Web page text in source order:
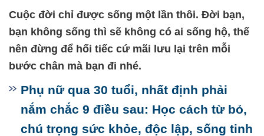
Cuộc đời chỉ được sống một lần thôi. Đời bạn,
bạn không sống thì sẽ không có ai sống hộ, thế
nên đừng để hối tiếc cứ mãi lưu lại trên mỗi
bước chân mà bạn đi nhé.
Phụ nữ qua 30 tuổi, nhất định phải
nắm chắc 9 điều sau: Học cách từ bỏ,
chú trọng sức khỏe, độc lập, sống tinh